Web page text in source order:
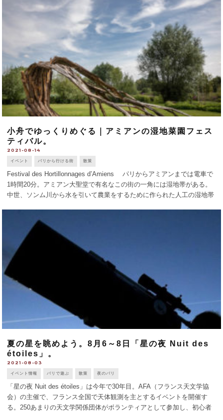
役を演じ、ユマ・サーマ [...]
小舟でゆっくりめぐる｜アミアンの湿地菜園フェス
ティバル。
2021-08-14
イベント パリから行ける街 散策
Festival des Hortillonnages d’Amiens パリからアミアンまでは電車で
1時間20分。アミアン大聖堂で有名なこの街の一角には湿地帯がある。
中世、ソンム川から水を引いて農業をするために作られた人工の湿地帯
夏の星を眺めよう。8月6～8日「星の夜 Nuit des
étoiles」。
2021-08-03
イベント情報 パリで遊ぶ 散策 夜のパリ
「星の夜 Nuit des étoiles」は今年で30年目。AFA（フランス天文学協
会）の主催で、フランス全国で天体観測を主とするイベントを開催す
る。250あまりの天文学関係団体がボランティアとして参加し、初心者